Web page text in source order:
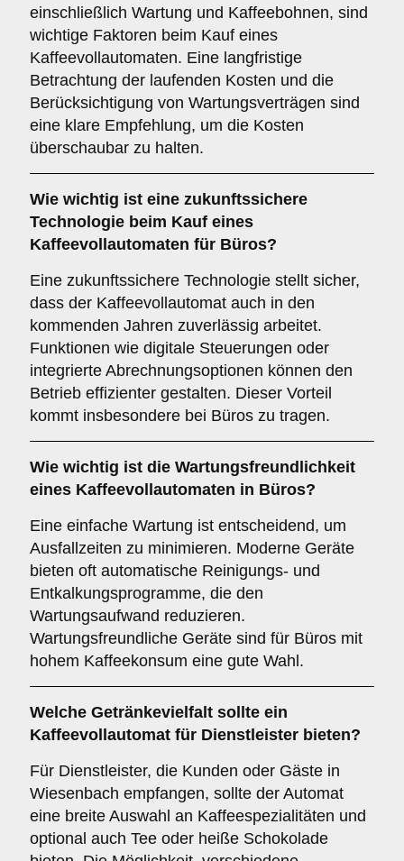
einschließlich Wartung und Kaffeebohnen, sind
wichtige Faktoren beim Kauf eines
Kaffeevollautomaten. Eine langfristige
Betrachtung der laufenden Kosten und die
Berücksichtigung von Wartungsverträgen sind
eine klare Empfehlung, um die Kosten
überschaubar zu halten.
Wie wichtig ist eine zukunftssichere
Technologie beim Kauf eines
Kaffeevollautomaten für Büros?
Eine zukunftssichere Technologie stellt sicher,
dass der Kaffeevollautomat auch in den
kommenden Jahren zuverlässig arbeitet.
Funktionen wie digitale Steuerungen oder
integrierte Abrechnungsoptionen können den
Betrieb effizienter gestalten. Dieser Vorteil
kommt insbesondere bei Büros zu tragen.
Wie wichtig ist die Wartungsfreundlichkeit
eines Kaffeevollautomaten in Büros?
Eine einfache Wartung ist entscheidend, um
Ausfallzeiten zu minimieren. Moderne Geräte
bieten oft automatische Reinigungs- und
Entkalkungsprogramme, die den
Wartungsaufwand reduzieren.
Wartungsfreundliche Geräte sind für Büros mit
hohem Kaffeekonsum eine gute Wahl.
Welche Getränkevielfalt sollte ein
Kaffeevollautomat für Dienstleister bieten?
Für Dienstleister, die Kunden oder Gäste in
Wiesenbach empfangen, sollte der Automat
eine breite Auswahl an Kaffeespezialitäten und
optional auch Tee oder heiße Schokolade